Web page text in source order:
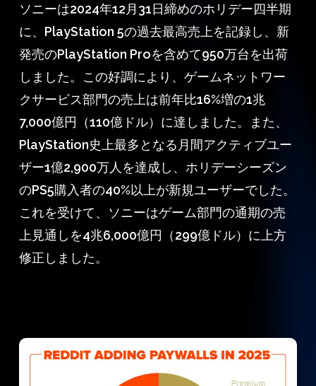
ソニーは2024年12月31日締めのホリデー四半期
に、PlayStation 5の過去最高売上を記録し、新
発売のPlayStation Proを含めて950万台を出荷
しました。この好調により、ゲームネットワー
クサービス部門の売上は前年比16%増の1兆
7,000億円（110億ドル）に達しました。また、
PlayStation史上最多となる月間アクティブユー
ザー1億2,900万人を達成し、ホリデーシーズン
のPS5購入者の40%以上が新規ユーザーでした。
これを受けて、ソニーはゲーム部門の通期の売
上見通しを4兆6,000億円（299億ドル）に上方
修正しました。